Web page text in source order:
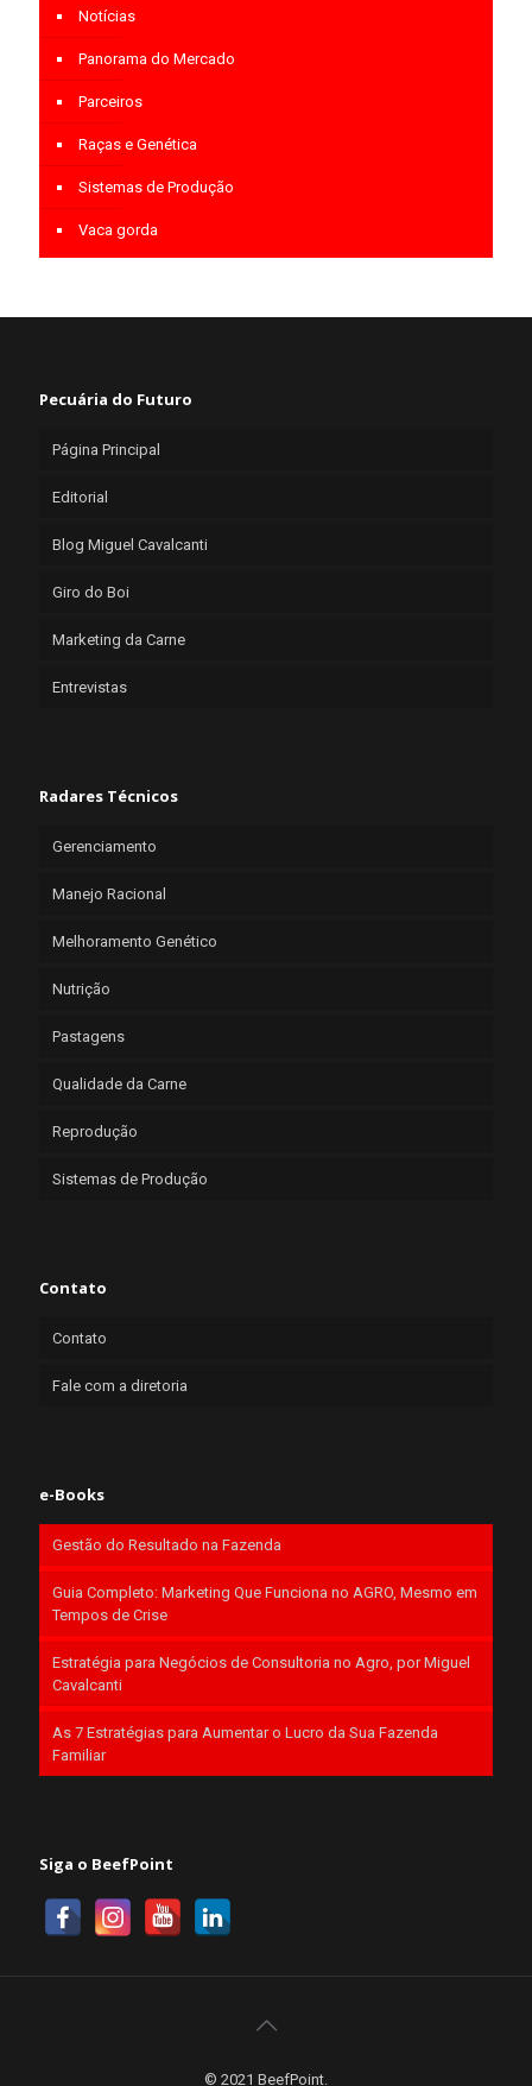
Notícias
Panorama do Mercado
Parceiros
Raças e Genética
Sistemas de Produção
Vaca gorda
Pecuária do Futuro
Página Principal
Editorial
Blog Miguel Cavalcanti
Giro do Boi
Marketing da Carne
Entrevistas
Radares Técnicos
Gerenciamento
Manejo Racional
Melhoramento Genético
Nutrição
Pastagens
Qualidade da Carne
Reprodução
Sistemas de Produção
Contato
Contato
Fale com a diretoria
e-Books
Gestão do Resultado na Fazenda
Guia Completo: Marketing Que Funciona no AGRO, Mesmo em
Tempos de Crise
Estratégia para Negócios de Consultoria no Agro, por Miguel
Cavalcanti
As 7 Estratégias para Aumentar o Lucro da Sua Fazenda
Familiar
Siga o BeefPoint
© 2021 BeefPoint.